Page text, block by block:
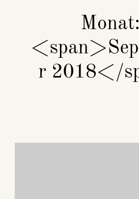
Monat:
r 2018</